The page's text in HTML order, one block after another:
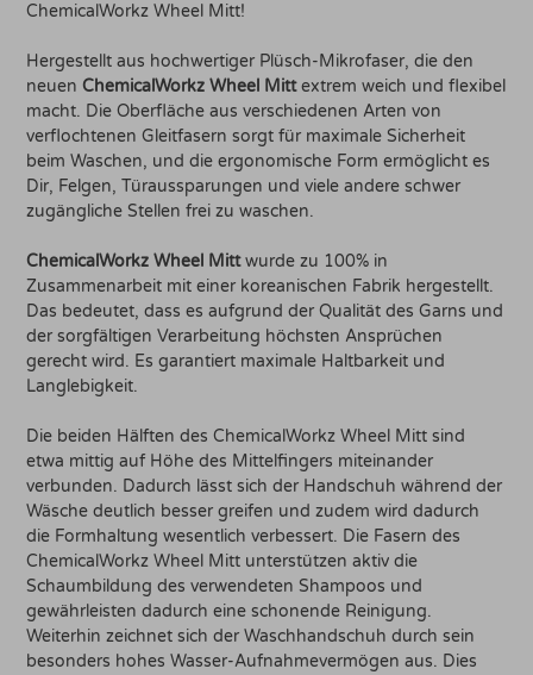
ChemicalWorkz Wheel Mitt!
Hergestellt aus hochwertiger Plüsch-Mikrofaser, die den
neuenChemicalWorkz Wheel Mittextrem weich und flexibel
macht. Die Oberfläche aus verschiedenen Arten von
verflochtenen Gleitfasern sorgt für maximale Sicherheit
beim Waschen, und die ergonomische Form ermöglicht es
Dir, Felgen, Türaussparungen und viele andere schwer
zugängliche Stellen frei zu waschen.
ChemicalWorkz Wheel Mittwurde zu 100% in
Zusammenarbeit mit einer koreanischen Fabrik hergestellt.
Das bedeutet, dass es aufgrund der Qualität des Garns und
der sorgfältigen Verarbeitung höchsten Ansprüchen
gerecht wird. Es garantiert maximale Haltbarkeit und
Langlebigkeit.
Die beiden Hälften des ChemicalWorkz Wheel Mitt sind
etwa mittig auf Höhe des Mittelfingers miteinander
verbunden. Dadurch lässt sich der Handschuh während der
Wäsche deutlich besser greifen und zudem wird dadurch
die Formhaltung wesentlich verbessert. Die Fasern des
ChemicalWorkz Wheel Mitt unterstützen aktiv die
Schaumbildung des verwendeten Shampoos und
gewährleisten dadurch eine schonende Reinigung.
Weiterhin zeichnet sich der Waschhandschuh durch sein
besonders hohes Wasser-Aufnahmevermögen aus. Dies